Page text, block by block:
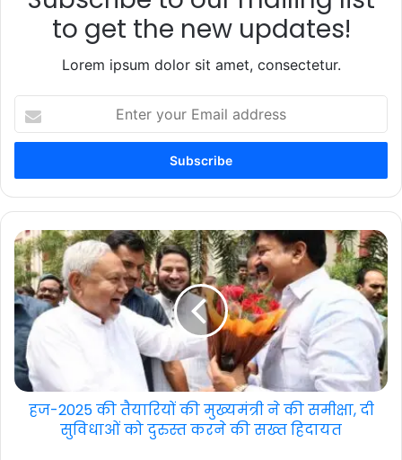
to get the new updates!
Lorem ipsum dolor sit amet, consectetur.
your
Email
हज-2025 की तैयारियों की मुख्यमंत्री ने की समीक्षा, दी
सुविधाओं को दुरुस्त करने की सख्त हिदायत